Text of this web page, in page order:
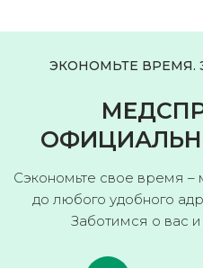
ЭКОНОМЬТЕ ВРЕМЯ.
Сэкономьте свое время –
до любого удобного
Заботимся о вас